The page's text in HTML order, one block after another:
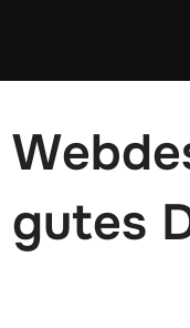
gutes